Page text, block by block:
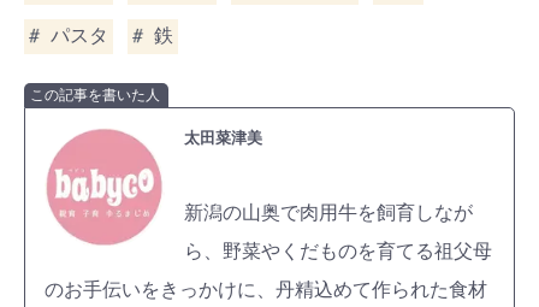
パスタ 鉄
この記事を書いた人
太田菜津美
新潟の山奥で肉用牛を飼育しなが
ら、野菜やくだものを育てる祖父母
のお手伝いをきっかけに、丹精込めて作られた食材